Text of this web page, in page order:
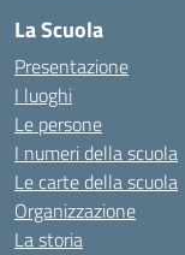
La Scuola
Presentazione
I luoghi
Le persone
I numeri della scuola
Le carte della scuola
Organizzazione
La storia